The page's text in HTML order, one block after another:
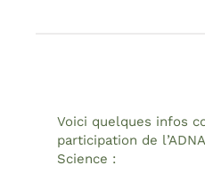
Voici quelques infos
participation de
Science :